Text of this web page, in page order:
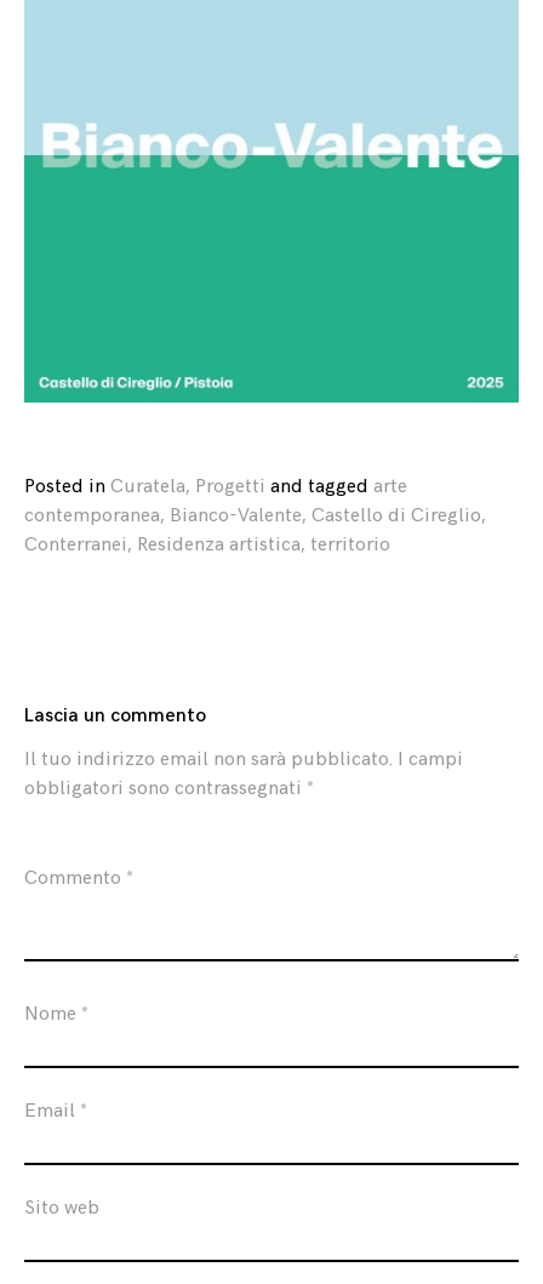
Posted in Curatela, Progetti and tagged arte
contemporanea, Bianco-Valente, Castello di Cireglio,
Conterranei, Residenza artistica, territorio
Lascia un commento
Il tuo indirizzo email non sarà pubblicato. I campi
obbligatori sono contrassegnati *
Commento *
Nome *
Email *
Sito web